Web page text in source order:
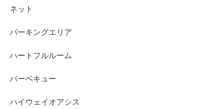
ネット
パーキングエリア
ハートフルルーム
バーベキュー
ハイウェイオアシス